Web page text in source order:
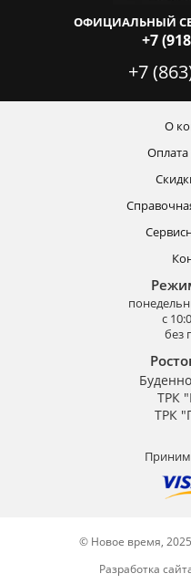
ОФИЦИАЛЬНЫЙ
+7
+7
О
Оплата
с
без
ТРК
ТРК
© Новое время, 2025
Разработка